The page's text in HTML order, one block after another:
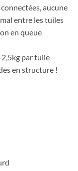
aucune
entre les tuiles
en queue
2,5kg par tuile
en structure !